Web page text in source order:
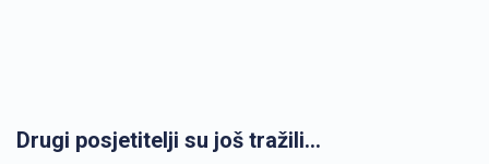
Drugi posjetitelji su još tražili...